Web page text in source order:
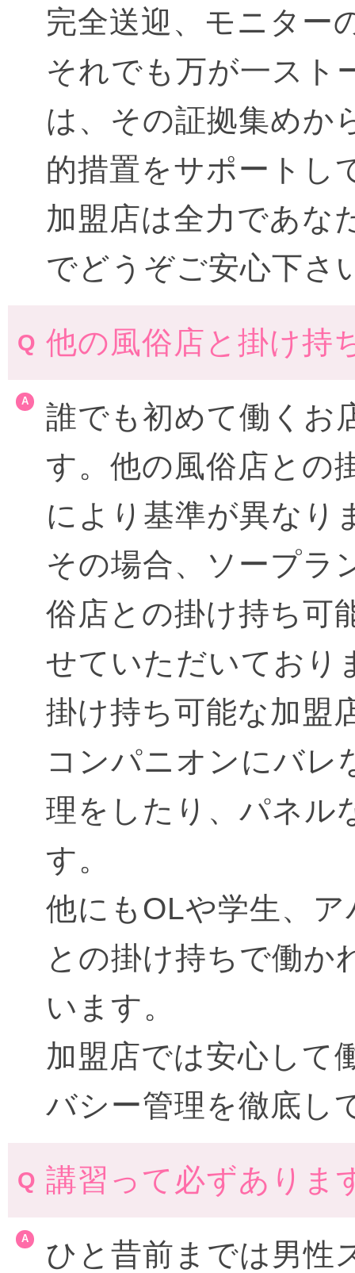
完全送迎、モニター
それでも万が一スト
は、その証拠集めか
的措置をサポートし
加盟店は全力であな
でどうぞご安心下さ
他の風俗店と掛け持
誰でも初めて働くお
す。他の風俗店との
により基準が異なり
その場合、ソープラ
俗店との掛け持ち可
せていただいており
掛け持ち可能な加盟
コンパニオンにバレ
理をしたり、パネル
す。
他にもOLや学生、
との掛け持ちで働か
います。
加盟店では安心して
バシー管理を徹底し
講習って必ずありま
ひと昔前までは男性